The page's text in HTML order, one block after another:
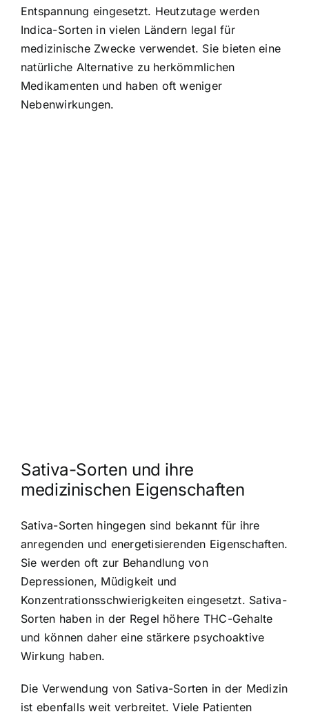
Entspannung eingesetzt. Heutzutage werden
Indica-Sorten in vielen Ländern legal für
medizinische Zwecke verwendet. Sie bieten eine
natürliche Alternative zu herkömmlichen
Medikamenten und haben oft weniger
Nebenwirkungen.
Sativa-Sorten und ihre
medizinischen Eigenschaften
Sativa-Sorten hingegen sind bekannt für ihre
anregenden und energetisierenden Eigenschaften.
Sie werden oft zur Behandlung von
Depressionen, Müdigkeit und
Konzentrationsschwierigkeiten eingesetzt. Sativa-
Sorten haben in der Regel höhere THC-Gehalte
und können daher eine stärkere psychoaktive
Wirkung haben.
Die Verwendung von Sativa-Sorten in der Medizin
ist ebenfalls weit verbreitet. Viele Patienten